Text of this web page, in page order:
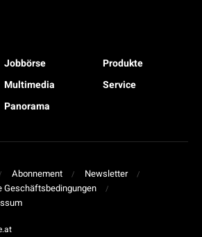
Jobbörse
Multimedia
Panorama
Produkte
Service
Abonnement
Newsletter
Geschäftsbedingungen